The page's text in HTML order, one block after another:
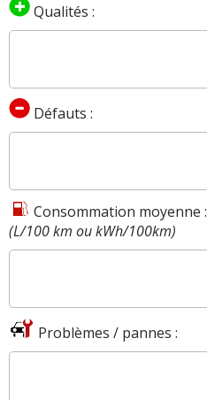
Qualités :
Défauts :
Consommation moyenne :
(L/100 km ou kWh/100km)
Problèmes / pannes :